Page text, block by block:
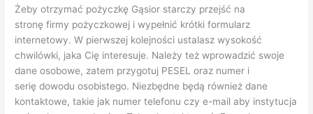
Żeby otrzymać pożyczkę Gąsior starczy przejść na
stronę firmy pożyczkowej i wypełnić krótki formularz
internetowy. W pierwszej kolejności ustalasz wysokość
chwilówki, jaka Cię interesuje. Należy też wprowadzić swoje
dane osobowe, zatem przygotuj PESEL oraz numer i
serię dowodu osobistego. Niezbędne będą również dane
kontaktowe, takie jak numer telefonu czy e-mail aby instytucja